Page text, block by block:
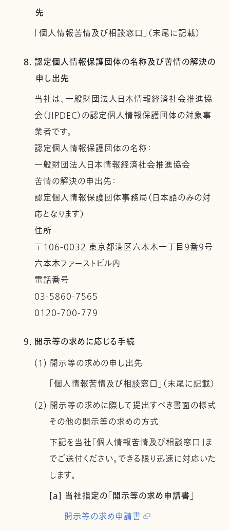
先
「個人情報苦情及び相談窓口」（末尾に記載）
8. 認定個人情報保護団体の名称及び苦情の解決の
申し出先
当社は、一般財団法人日本情報経済社会推進協
会（JIPDEC）の認定個人情報保護団体の対象事
業者です。
認定個人情報保護団体の名称：
一般財団法人日本情報経済社会推進協会
苦情の解決の申出先：
認定個人情報保護団体事務局（日本語のみの対
応となります）
住所
〒106-0032 東京都港区六本木一丁目９番９号
六本木ファーストビル内
電話番号
03-5860-7565
0120-700-779
9. 開示等の求めに応じる手続
(1) 開示等の求めの申し出先
「個人情報苦情及び相談窓口」（末尾に記載）
(2) 開示等の求めに際して提出すべき書面の様式
その他の開示等の求めの方式
下記を当社「個人情報苦情及び相談窓口」ま
でご送付ください。できる限り迅速に対応いた
します。
[a] 当社指定の「開示等の求め申請書」
開示等の求め申請書